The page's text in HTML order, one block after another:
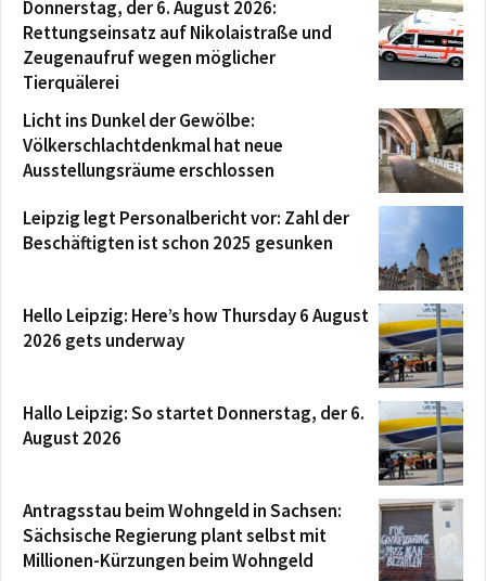
Donnerstag, der 6. August 2026:
Rettungseinsatz auf Nikolaistraße und
Zeugenaufruf wegen möglicher
Tierquälerei
Licht ins Dunkel der Gewölbe:
Völkerschlachtdenkmal hat neue
Ausstellungsräume erschlossen
Leipzig legt Personalbericht vor: Zahl der
Beschäftigten ist schon 2025 gesunken
Hello Leipzig: Here’s how Thursday 6 August
2026 gets underway
Hallo Leipzig: So startet Donnerstag, der 6.
August 2026
Antragsstau beim Wohngeld in Sachsen:
Sächsische Regierung plant selbst mit
Millionen-Kürzungen beim Wohngeld